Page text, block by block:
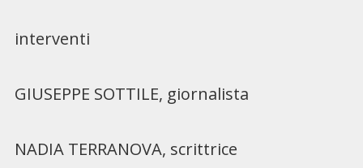
interventi
GIUSEPPE SOTTILE, giornalista
NADIA TERRANOVA, scrittrice